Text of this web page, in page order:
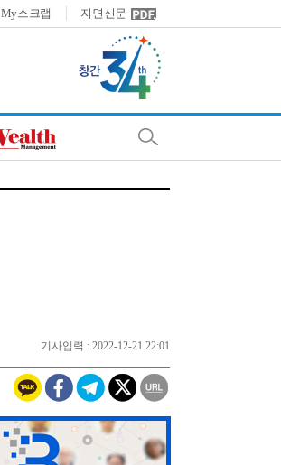
My스크랩 지면신문
기사입력 : 2022-12-21 22:01